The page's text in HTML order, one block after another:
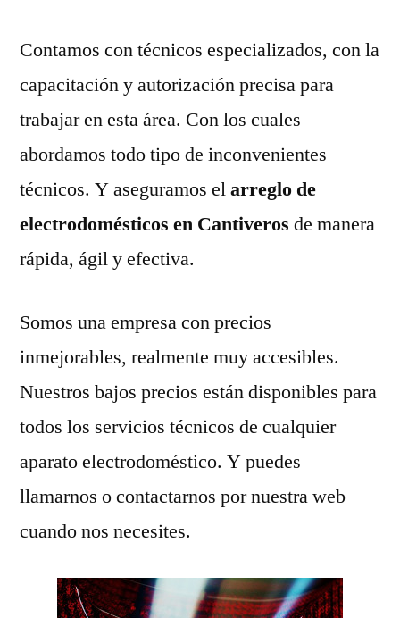
Contamos con técnicos especializados, con la
capacitación y autorización precisa para
trabajar en esta área. Con los cuales
abordamos todo tipo de inconvenientes
técnicos. Y aseguramos elarreglo de
electrodomésticos en Cantiveros de manera
rápida, ágil y efectiva.
Somos una empresa con precios
inmejorables, realmente muy accesibles.
Nuestros bajos precios están disponibles para
todos los servicios técnicos de cualquier
aparato electrodoméstico. Y puedes
llamarnos o contactarnos por nuestra web
cuando nos necesites.